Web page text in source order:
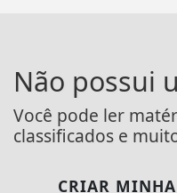
Não possui
Você pode ler
classificados e
CRIAR